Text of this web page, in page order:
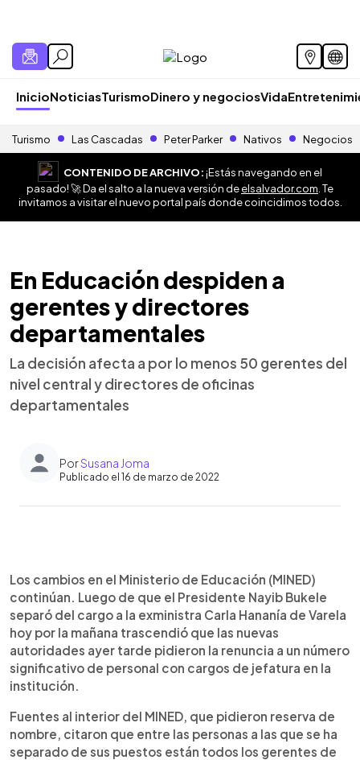
InicioNoticiasTurismoDinero y negociosVida
Turismo Las Cascadas Peter Parker Nativos Negocios
CONTENIDO DE ARCHIVO:¡Estás navegando en el
pasado! 🚀 Da el salto a la nueva versión deelsalvador.com . Te
invitamos a visitar el nuevo portal país donde coincidimos todos.
En Educación despiden a
gerentes y directores
departamentales
La decisión afecta a por lo menos 50 gerentes del
nivel central y directores de oficinas
departamentales
PorSusana Joma
Publicado el 16 de marzo de 2022
► Escuchar artículo
Los cambios en el Ministerio de Educación (MINED)
continúan. Luego de que el Presidente Nayib Bukele
separó del cargo a la exministra Carla Hananía de Varela
hoy por la mañana trascendió que las nuevas
autoridades ayer tarde pidieron la renuncia a un número
significativo de personal con cargos de jefatura en la
institución.
Fuentes al interior del MINED, que pidieron reserva de
nombre, citaron que entre las personas a las que se ha
separado de sus puestos están todos los gerentes de